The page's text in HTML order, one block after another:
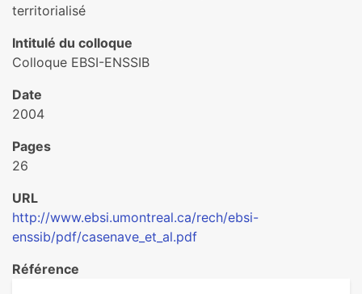
territorialisé
Intitulé du colloque
Colloque EBSI-ENSSIB
Date
2004
Pages
26
URL
http://www.ebsi.umontreal.ca/rech/ebsi-
enssib/pdf/casenave_et_al.pdf
Référence